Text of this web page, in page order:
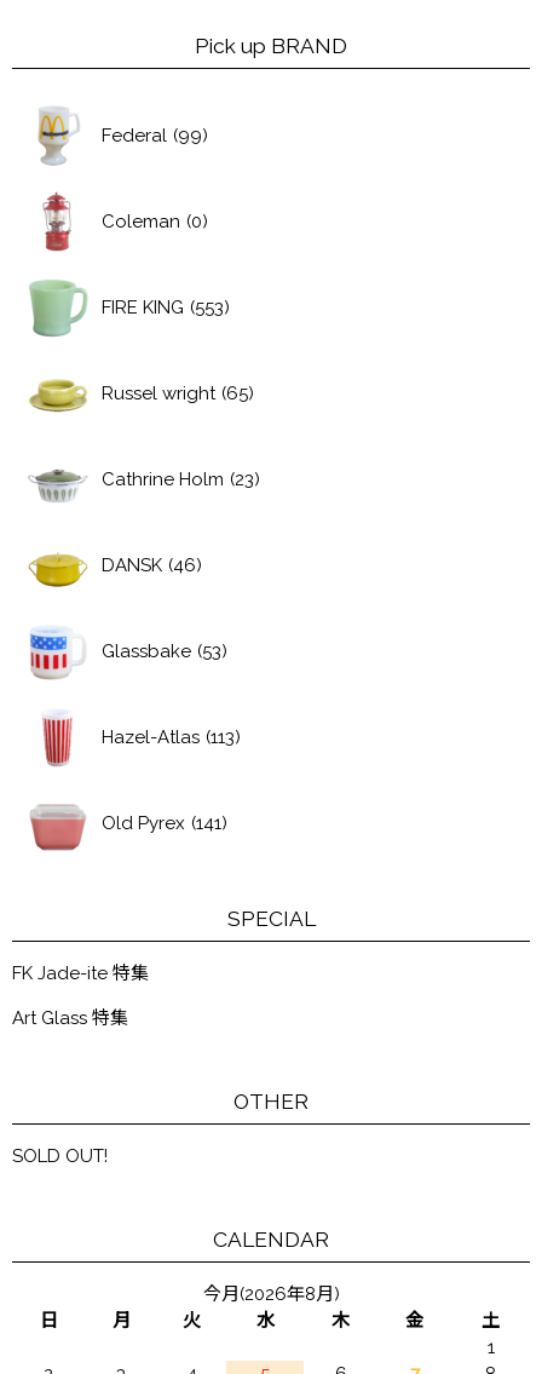
Pick up BRAND
Federal (99)
Coleman (0)
FIRE KING (553)
Russel wright (65)
Cathrine Holm (23)
DANSK (46)
Glassbake (53)
Hazel-Atlas (113)
Old Pyrex (141)
SPECIAL
FK Jade-ite 特集
Art Glass 特集
OTHER
SOLD OUT!
CALENDAR
今月(2026年8月)
日
月 火 水 木 金
土
1